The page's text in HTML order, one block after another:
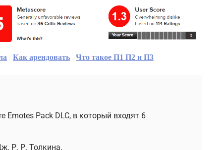
Как арендовать Что такое П1 П2 и П3
Emotes Pack DLC, в который входят 6
Р. Р. Толкина.